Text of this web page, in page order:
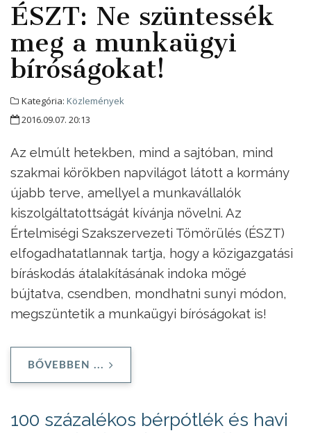
ÉSZT: Ne szüntessék
meg a munkaügyi
bíróságokat!
Kategória: Közlemények
2016.09.07. 20:13
Az elmúlt hetekben, mind a sajtóban, mind
szakmai körökben napvilágot látott a kormány
újabb terve, amellyel a munkavállalók
kiszolgáltatottságát kívánja növelni. Az
Értelmiségi Szakszervezeti Tömörülés (ÉSZT)
elfogadhatatlannak tartja, hogy a közigazgatási
bíráskodás átalakításának indoka mögé
bújtatva, csendben, mondhatni sunyi módon,
megszüntetik a munkaügyi bíróságokat is!
BŐVEBBEN ...
100 százalékos bérpótlék és havi